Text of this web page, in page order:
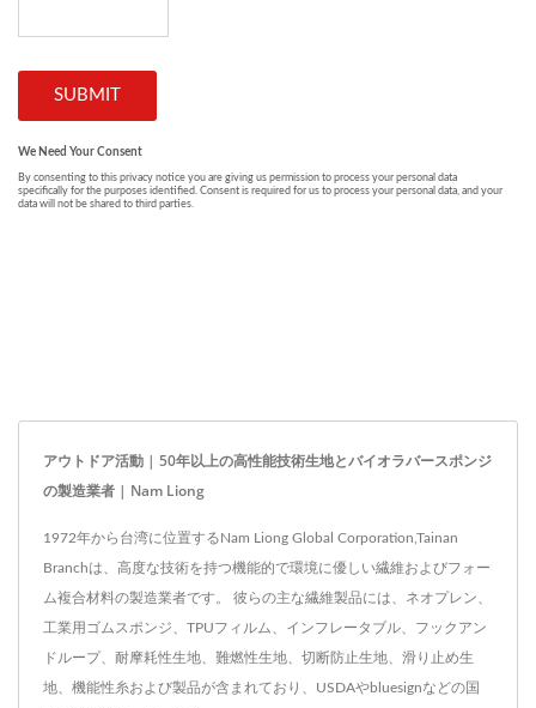
アウトドア活動 | 50年以上の高性能技術生地とバイオラバースポンジ
の製造業者 | Nam Liong
1972年から台湾に位置するNam Liong Global Corporation,Tainan
Branchは、高度な技術を持つ機能的で環境に優しい繊維およびフォー
ム複合材料の製造業者です。 彼らの主な繊維製品には、ネオプレン、
工業用ゴムスポンジ、TPUフィルム、インフレータブル、フックアン
ドループ、耐摩耗性生地、難燃性生地、切断防止生地、滑り止め生
地、機能性糸および製品が含まれており、USDAやbluesignなどの国